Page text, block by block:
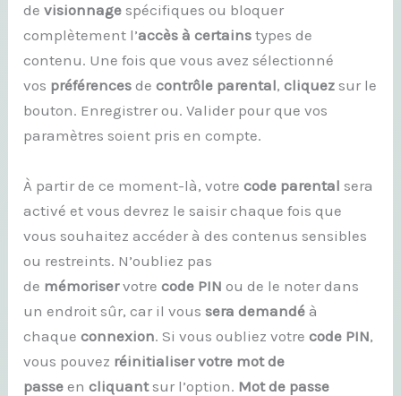
devisionnage spécifiques ou bloquer
complètement l’accès à certains types de
contenu. Une fois que vous avez sélectionné
vos préférences decontrôle parental,cliquez sur le
bouton. Enregistrer ou. Valider pour que vos
paramètres soient pris en compte.
À partir de ce moment-là, votrecode parental sera
activé et vous devrez le saisir chaque fois que
vous souhaitez accéder à des contenus sensibles
ou restreints. N’oubliez pas
de mémoriservotrecode PIN ou de le noter dans
un endroit sûr, car il voussera demandé à
chaqueconnexion. Si vous oubliez votrecode PIN,
vous pouvez réinitialiser votre mot de
passe encliquantsur l’option. Mot de passe